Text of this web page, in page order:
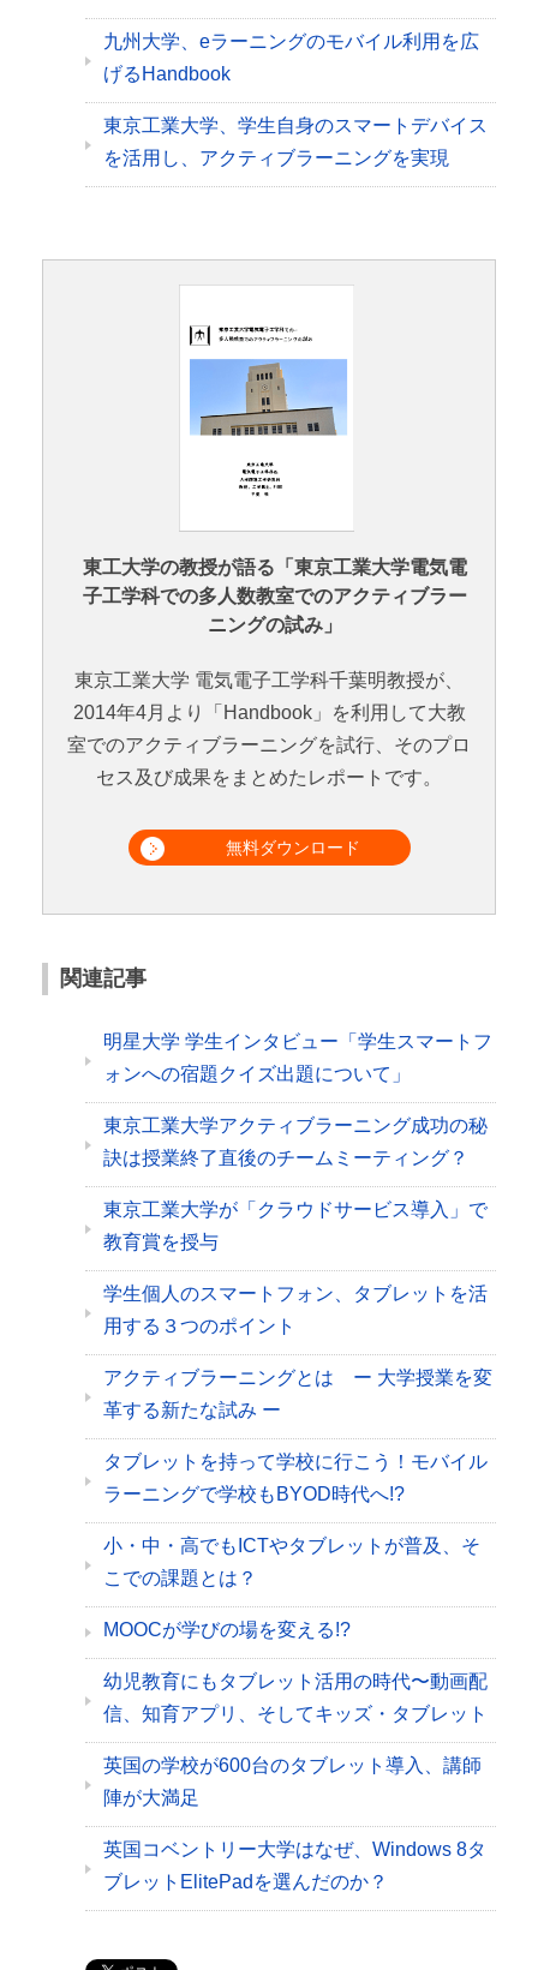
九州大学、eラーニングのモバイル利用を広
げるHandbook
東京工業大学、学生自身のスマートデバイス
を活用し、アクティブラーニングを実現
東工大学の教授が語る「東京工業大学電気電
子工学科での多人数教室でのアクティブラー
ニングの試み」
東京工業大学 電気電子工学科千葉明教授が、
2014年4月より「Handbook」を利用して大教
室でのアクティブラーニングを試行、そのプロ
セス及び成果をまとめたレポートです。
無料ダウンロード
関連記事
明星大学 学生インタビュー「学生スマートフ
ォンへの宿題クイズ出題について」
東京工業大学アクティブラーニング成功の秘
訣は授業終了直後のチームミーティング？
東京工業大学が「クラウドサービス導入」で
教育賞を授与
学生個人のスマートフォン、タブレットを活
用する３つのポイント
アクティブラーニングとは ー 大学授業を変
革する新たな試み ー
タブレットを持って学校に行こう！モバイル
ラーニングで学校もBYOD時代へ!?
小・中・高でもICTやタブレットが普及、そ
こでの課題とは？
MOOCが学びの場を変える!?
幼児教育にもタブレット活用の時代〜動画配
信、知育アプリ、そしてキッズ・タブレット
英国の学校が600台のタブレット導入、講師
陣が大満足
英国コベントリー大学はなぜ、Windows 8タ
ブレットElitePadを選んだのか？